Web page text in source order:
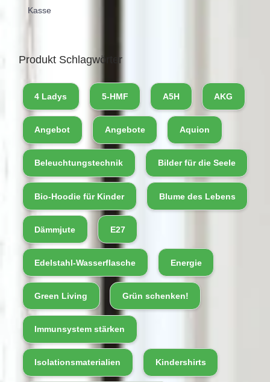
Kasse
Produkt Schlagwörter
4 Ladys 5-HMF A5H AKG
Angebot Angebote Aquion
Beleuchtungstechnik Bilder für die Seele
Bio-Hoodie für Kinder Blume des Lebens
Dämmjute E27
Edelstahl-Wasserflasche Energie
Green Living Grün schenken!
Immunsystem stärken
Isolationsmaterialien Kindershirts